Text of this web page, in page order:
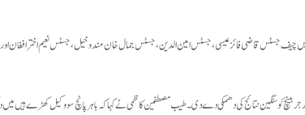
بینچ نے سماعت کی جس میں چیف جسٹس قاضی فائز عیسی، جسٹس امین الدین، جسٹس جمال خان مندوخیل، جسٹس نعیم اختر
کو سنگین نتائج کی دھمکی دے دی۔ طیب مصطفین کاظمی نے کہا کہ باہر پانچ سو وکیل کھڑے ہیں میں